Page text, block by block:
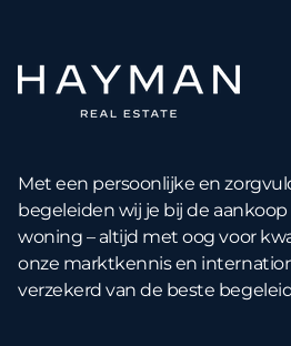
Met een persoonlijke en
begeleiden wij je bij de
woning – altijd met oog voor
onze marktkennis en
verzekerd van de beste